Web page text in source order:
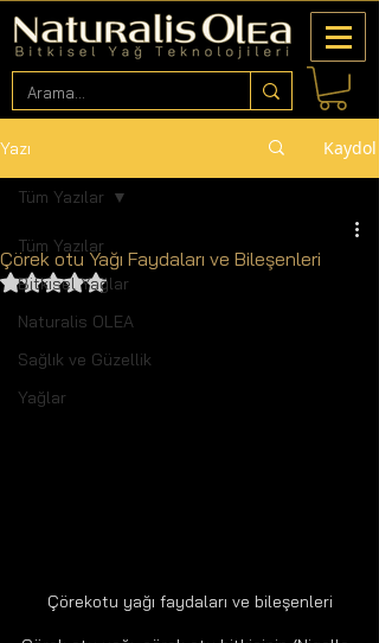
Yazı Kaydol
Tüm Yazılar
Bitkisel Yağlar
Naturalis OLEA
Sağlık ve Güzellik
Yağlar
Tüm Yazılar
Çörek otu Yağı Faydaları ve Bileşenleri
5 üzerinden NaN yıldız
Çörekotu yağı faydaları ve bileşenleri